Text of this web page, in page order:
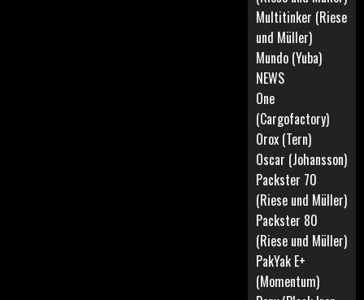
Multitinker (Riese
und Müller)
Mundo (Yuba)
NEWS
One
(Cargofactory)
Orox (Tern)
Oscar (Johansson)
Packster 70
(Riese und Müller)
Packster 80
(Riese und Müller)
PakYak E+
(Momentum)